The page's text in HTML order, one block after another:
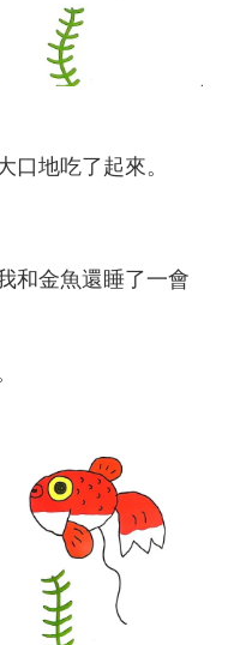
口地吃了起來。
和金魚還睡了一會